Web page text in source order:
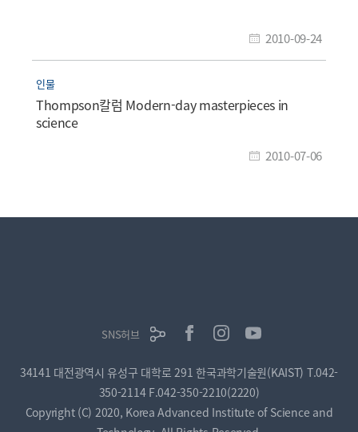
2010-09-24
인물
Thompson칼럼 Modern-day masterpieces in
science
2010-07-06
SNS허브
34141 대전광역시 유성구 대학로 291 한국과학기술원(KAIST) T.042-
350-2114 F.042-350-2210(2220)
Copyright (C) 2020, Korea Advanced Institute of Science and